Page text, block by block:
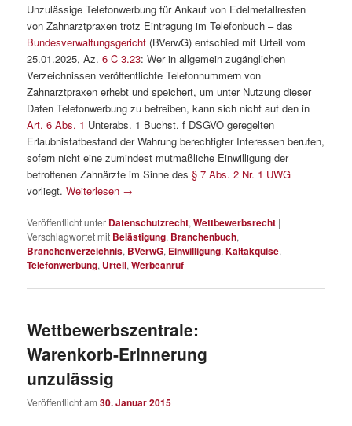
Unzulässige Telefonwerbung für Ankauf von Edelmetallresten
von Zahnarztpraxen trotz Eintragung im Telefonbuch – das
Bundesverwaltungsgericht (BVerwG) entschied mit Urteil vom
25.01.2025, Az.6 C 3.23: Wer in allgemein zugänglichen
Verzeichnissen veröffentlichte Telefonnummern von
Zahnarztpraxen erhebt und speichert, um unter Nutzung dieser
Daten Telefonwerbung zu betreiben, kann sich nicht auf den in
Art. 6 Abs. 1 Unterabs. 1 Buchst. f DSGVO geregelten
Erlaubnistatbestand der Wahrung berechtigter Interessen berufen,
sofern nicht eine zumindest mutmaßliche Einwilligung der
betroffenen Zahnärzte im Sinne des§ 7 Abs. 2 Nr. 1 UWG
vorliegt.Weiterlesen →
Veröffentlicht unter Datenschutzrecht,Wettbewerbsrecht |
Verschlagwortet mit Belästigung, Branchenbuch,
Branchenverzeichnis, BVerwG, Einwilligung,Kaltakquise,
Telefonwerbung, Urteil,Werbeanruf
Wettbewerbszentrale:
Warenkorb-Erinnerung
unzulässig
Veröffentlicht am30. Januar 2015